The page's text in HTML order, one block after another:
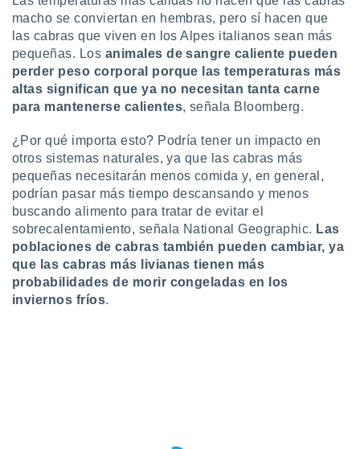
e
mediante
publicidad
de
1199
macho se conviertan en hembras, pero sí hacen que
las cabras que viven en los Alpes italianos sean más
pequeñas. Los animales de sangre caliente pueden
perder peso corporal porque las temperaturas más
altas significan que ya no necesitan tanta carne
para mantenerse calientes, señala Bloomberg.
¿Por qué importa esto? Podría tener un impacto en
otros sistemas naturales, ya que las cabras más
pequeñas necesitarán menos comida y, en general,
podrían pasar más tiempo descansando y menos
buscando alimento para tratar de evitar el
sobrecalentamiento, señala National Geographic. Las
poblaciones de cabras también pueden cambiar, ya
que las cabras más livianas tienen más
probabilidades de morir congeladas en los
inviernos fríos.